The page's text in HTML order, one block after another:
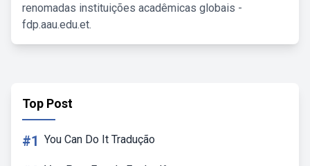
renomadas instituições acadêmicas globais -
fdp.aau.edu.et.
Top Post
#1 You Can Do It Tradução